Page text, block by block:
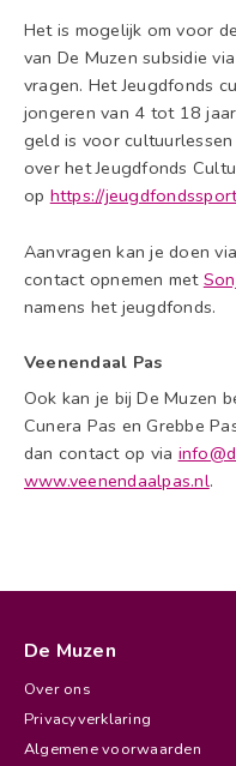
Het is mogelijk om voor
van De Muzen subsidie
vragen. Het Jeugdfonds
jongeren van 4 tot 18
geld is voor
over het Jeugdfonds
op https://
Aanvragen kan je doen
contact opnemen met
namens het jeugdfonds.
Veenendaal Pas
Ook kan je bij De Muzen
Cunera Pas en Grebbe
dan contact op via
www.veenendaalpas.nl.
De Muzen
Over ons
Privacyverklaring
Algemene voorwaarden